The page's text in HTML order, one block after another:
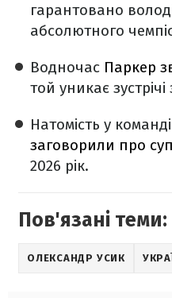
гарантовано
абсолютного
Водночас Паркер
той уникає
Натомість у
заговорили про
2026 рік.
Пов'язані теми:
ОЛЕКСАНДР УСИК